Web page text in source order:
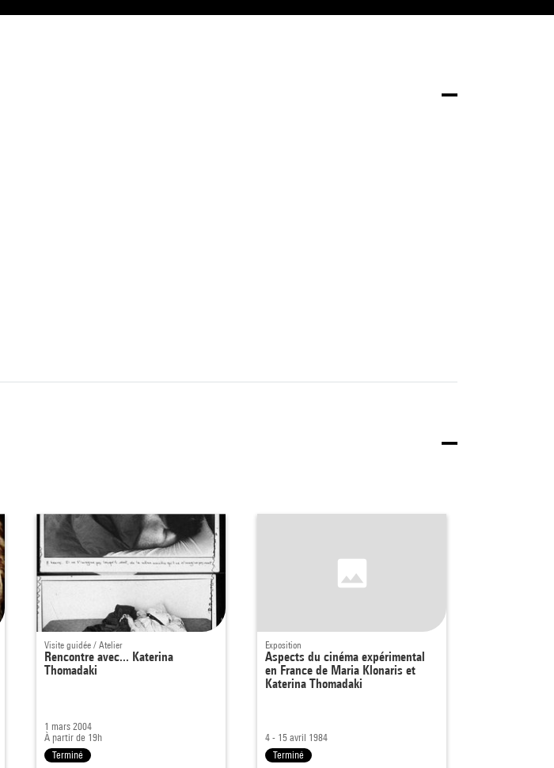
Visite guidée / Atelier
Rencontre avec... Katerina
Thomadaki
1 mars 2004
À partir de 19h
Terminé
Exposition
Aspects du cinéma expérimental
en France de Maria Klonaris et
Katerina Thomadaki
4 - 15 avril 1984
Terminé